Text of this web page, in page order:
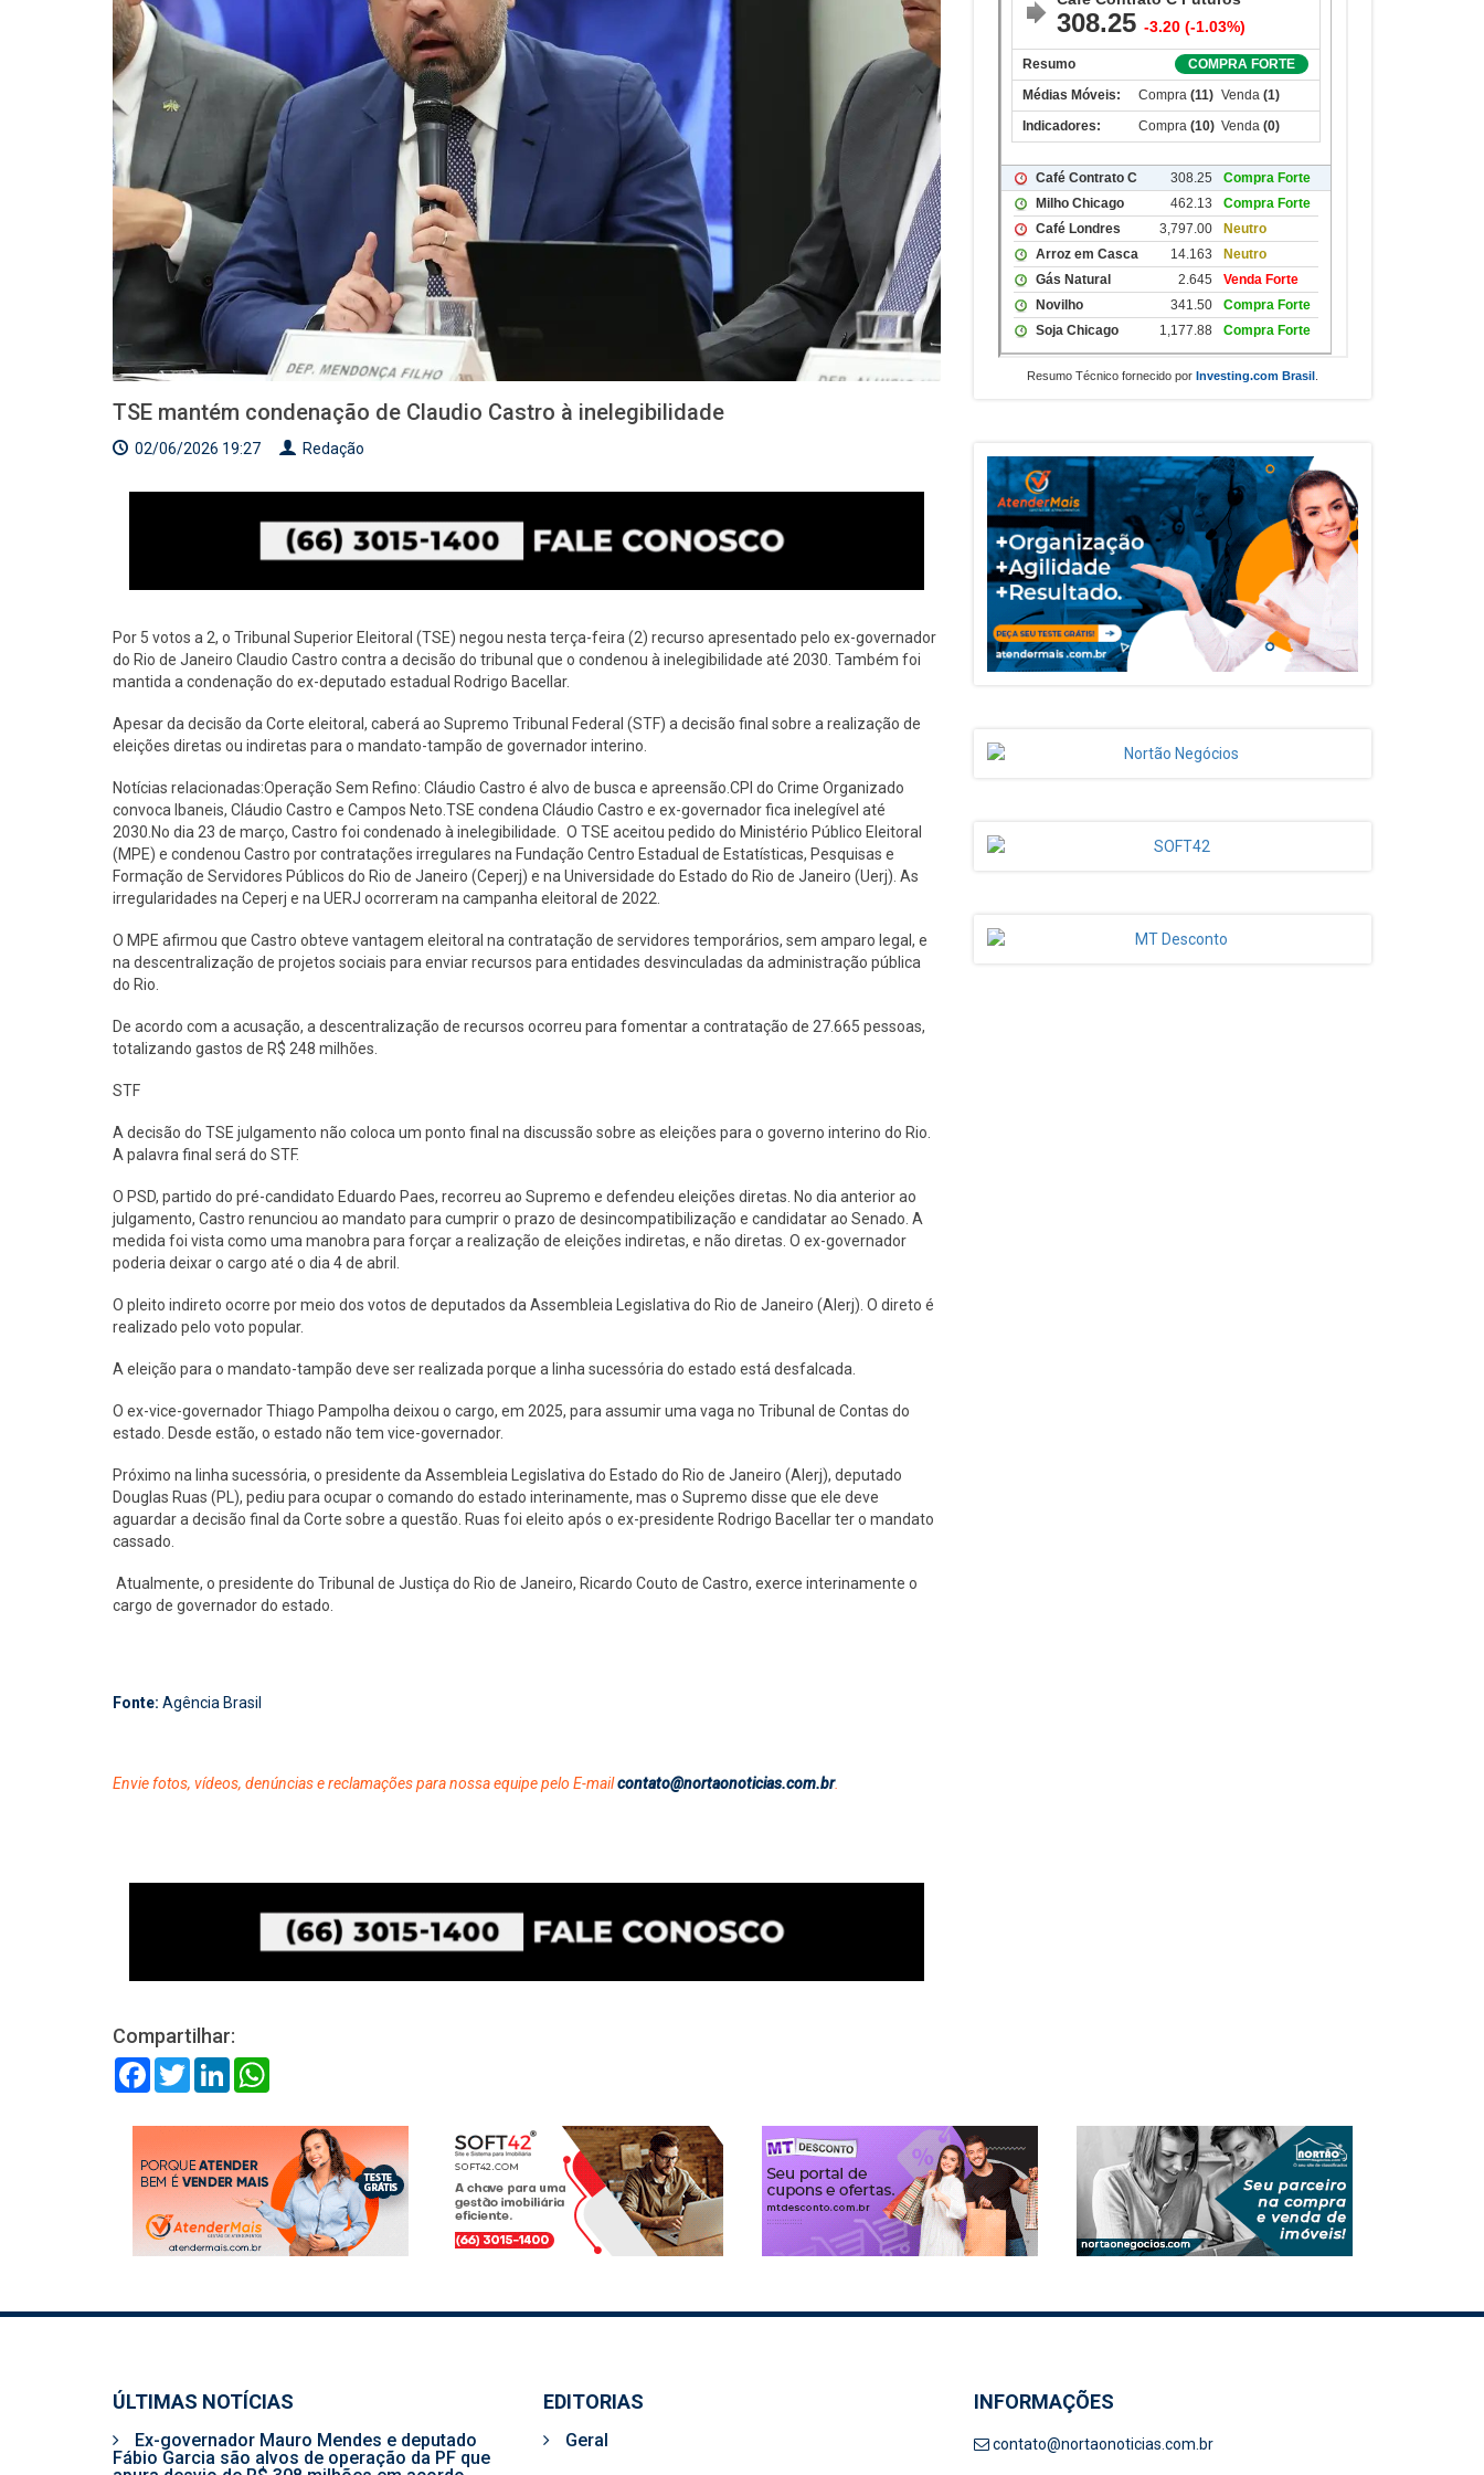
TSE mantém condenação de Claudio Castro à inelegibilidade
02/06/2026 19:27 Redação
Por 5 votos a 2, o Tribunal Superior Eleitoral (TSE) negou nesta terça-feira (2) recurso apresentado pelo ex-governador
do Rio de Janeiro Claudio Castro contra a decisão do tribunal que o condenou à inelegibilidade até 2030. Também foi
mantida a condenação do ex-deputado estadual Rodrigo Bacellar.
Apesar da decisão da Corte eleitoral, caberá ao Supremo Tribunal Federal (STF) a decisão final sobre a realização de
eleições diretas ou indiretas para o mandato-tampão de governador interino.
Notícias relacionadas:Operação Sem Refino: Cláudio Castro é alvo de busca e apreensão.CPI do Crime Organizado
convoca Ibaneis, Cláudio Castro e Campos Neto.TSE condena Cláudio Castro e ex-governador fica inelegível até
2030.No dia 23 de março, Castro foi condenado à inelegibilidade. O TSE aceitou pedido do Ministério Público Eleitoral
(MPE) e condenou Castro por contratações irregulares na Fundação Centro Estadual de Estatísticas, Pesquisas e
Formação de Servidores Públicos do Rio de Janeiro (Ceperj) e na Universidade do Estado do Rio de Janeiro (Uerj). As
irregularidades na Ceperj e na UERJ ocorreram na campanha eleitoral de 2022.
O MPE afirmou que Castro obteve vantagem eleitoral na contratação de servidores temporários, sem amparo legal, e
na descentralização de projetos sociais para enviar recursos para entidades desvinculadas da administração pública
do Rio.
De acordo com a acusação, a descentralização de recursos ocorreu para fomentar a contratação de 27.665 pessoas,
totalizando gastos de R$ 248 milhões.
STF
A decisão do TSE julgamento não coloca um ponto final na discussão sobre as eleições para o governo interino do Rio.
A palavra final será do STF.
O PSD, partido do pré-candidato Eduardo Paes, recorreu ao Supremo e defendeu eleições diretas. No dia anterior ao
julgamento, Castro renunciou ao mandato para cumprir o prazo de desincompatibilização e candidatar ao Senado. A
medida foi vista como uma manobra para forçar a realização de eleições indiretas, e não diretas. O ex-governador
poderia deixar o cargo até o dia 4 de abril.
O pleito indireto ocorre por meio dos votos de deputados da Assembleia Legislativa do Rio de Janeiro (Alerj). O direto é
realizado pelo voto popular.
A eleição para o mandato-tampão deve ser realizada porque a linha sucessória do estado está desfalcada.
O ex-vice-governador Thiago Pampolha deixou o cargo, em 2025, para assumir uma vaga no Tribunal de Contas do
estado. Desde estão, o estado não tem vice-governador.
Próximo na linha sucessória, o presidente da Assembleia Legislativa do Estado do Rio de Janeiro (Alerj), deputado
Douglas Ruas (PL), pediu para ocupar o comando do estado interinamente, mas o Supremo disse que ele deve
aguardar a decisão final da Corte sobre a questão. Ruas foi eleito após o ex-presidente Rodrigo Bacellar ter o mandato
cassado.
Atualmente, o presidente do Tribunal de Justiça do Rio de Janeiro, Ricardo Couto de Castro, exerce interinamente o
cargo de governador do estado.
Fonte: Agência Brasil
Envie fotos, vídeos, denúncias e reclamações para nossa equipe pelo E-mailcontato@nortaonoticias.com.br.
Compartilhar:
FacebookTwitterLinkedIn
Resumo Técnico fornecido por Investing.com Brasil
ÚLTIMAS NOTÍCIAS
Ex-governador Mauro Mendes e deputado
Fábio Garcia são alvos de operação da PF que
EDITORIAS
Geral
INFORMAÇÕES
contato@nortaonoticias.com.br